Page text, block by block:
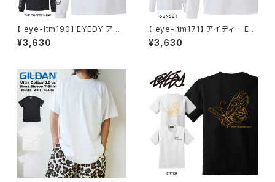
【 eye-ltm190】 EYEDY アイ
ディー TCS コーヒーショップ
ロングスリーブT ロンT クルー
いサイズ おしゃれ かっこいい メ
ンズ ホワイト ブラック
¥3,630
【 eye-ltm171】 アイディー EY
EDY SUNSET サンセット ロン
グスリーブTシャツ 大きいサイズ
¥3,630